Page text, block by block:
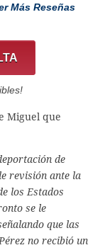
Más Reseñas
Miguel que
de
revisión ante la
los Estados
se le
que las
no recibió un